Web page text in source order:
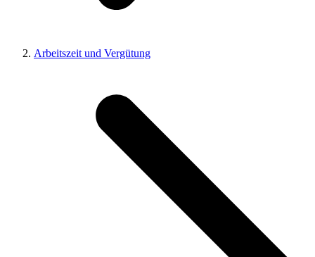
Arbeitszeit und Vergütung